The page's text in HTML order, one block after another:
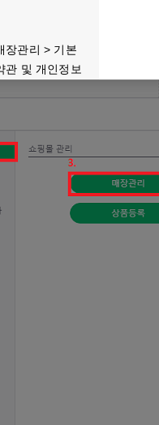
장관리 > 기본
관 및 개인정보